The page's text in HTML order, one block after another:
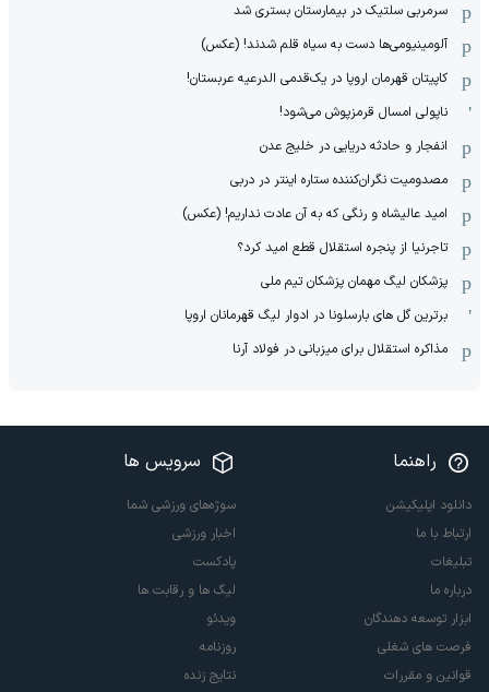
سرمربی سلتیک در بیمارستان بستری شد
آلومینیومی‌ها دست به سیاه قلم شدند! (عکس)
کاپیتان قهرمان اروپا در یک‌قدمی الدرعیه عربستان!
ناپولی امسال قرمزپوش می‌شود!
انفجار و حادثه دریایی در خلیج عدن
مصدومیت نگران‌کننده ستاره اینتر در دربی
امید عالیشاه و رنگی که به آن عادت نداریم! (عکس)
تاجرنیا از پنجره استقلال قطع امید کرد؟
پزشکان لیگ مهمان پزشکان تیم ملی
برترین گل های بارسلونا در ادوار لیگ قهرمانان اروپا
مذاکره استقلال برای میزبانی در فولاد آرنا
راهنما
دانلود اپلیکیشن
ارتباط با ما
تبلیغات
درباره ما
ابزار توسعه دهندگان
فرصت های شغلی
قوانین و مقررات
سرویس ها
سوژه‌های ورزشی شما
اخبار ورزشی
پادکست
لیگ ها و رقابت ها
ویدئو
روزنامه
نتایج زنده